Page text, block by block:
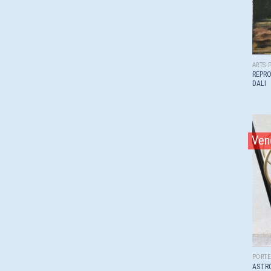
ARTS-
DALI